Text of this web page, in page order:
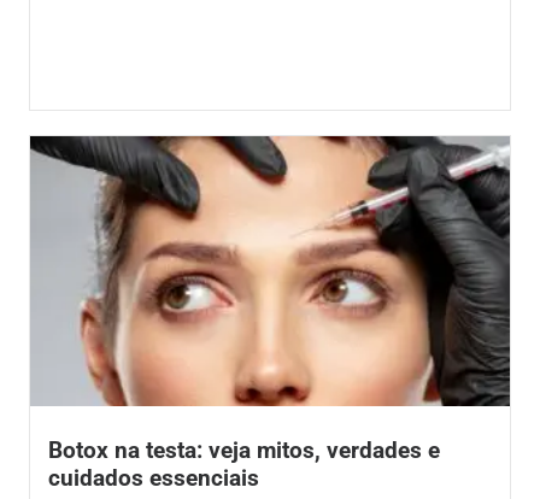
Botox na testa: veja mitos, verdades e
cuidados essenciais